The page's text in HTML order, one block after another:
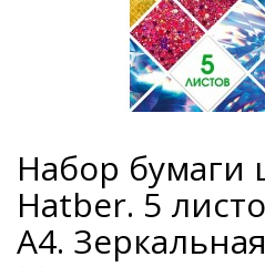
Набор бумаги
Hatber. 5
А4.